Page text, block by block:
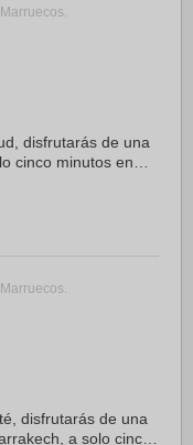
disfrutarás de una
cinco minutos en
...
disfrutarás de una
a solo cinco